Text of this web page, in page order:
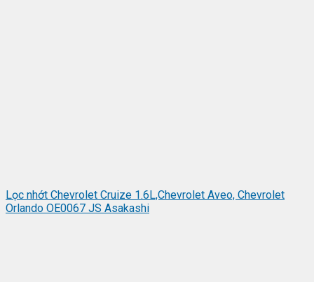
Lọc nhớt Chevrolet Cruize 1.6L,Chevrolet Aveo, Chevrolet
Orlando OE0067 JS Asakashi